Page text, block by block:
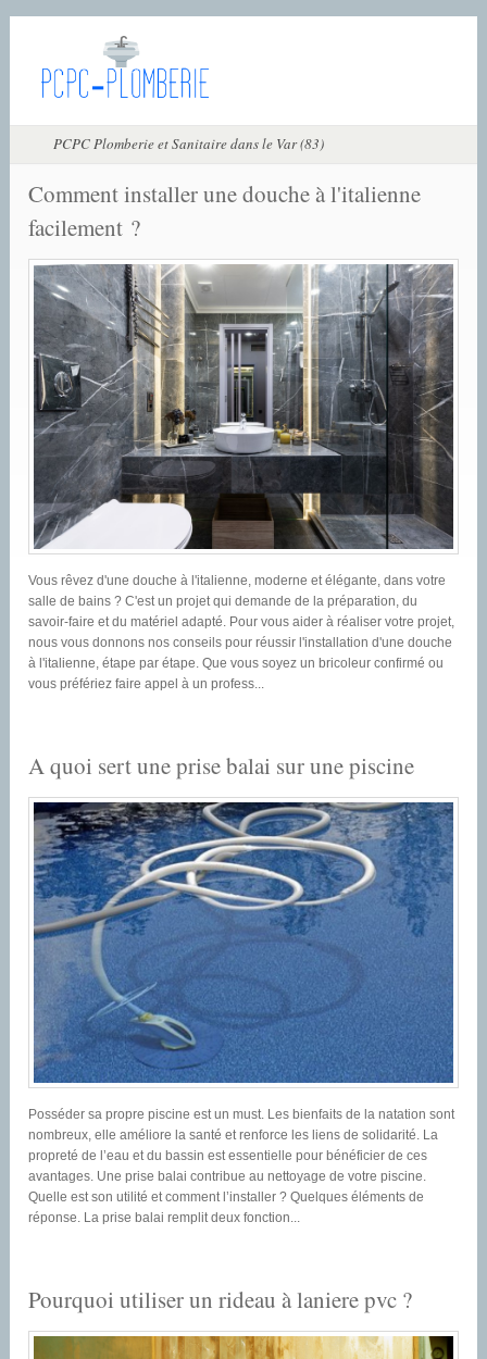
PCPC Plomberie et Sanitaire dans le Var (83)
Comment installer une douche à l'italienne
facilement ?
Vous rêvez d'une douche à l'italienne, moderne et élégante, dans votre
salle de bains ? C'est un projet qui demande de la préparation, du
savoir-faire et du matériel adapté. Pour vous aider à réaliser votre projet,
nous vous donnons nos conseils pour réussir l'installation d'une douche
à l'italienne, étape par étape. Que vous soyez un bricoleur confirmé ou
vous préfériez faire appel à un profess...
A quoi sert une prise balai sur une piscine
Posséder sa propre piscine est un must. Les bienfaits de la natation sont
nombreux, elle améliore la santé et renforce les liens de solidarité. La
propreté de l’eau et du bassin est essentielle pour bénéficier de ces
avantages. Une prise balai contribue au nettoyage de votre piscine.
Quelle est son utilité et comment l’installer ? Quelques éléments de
réponse. La prise balai remplit deux fonction...
Pourquoi utiliser un rideau à laniere pvc ?